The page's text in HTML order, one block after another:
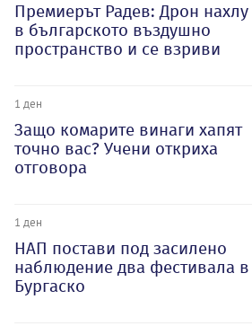
Премиерът Радев: Дрон нахлу
в българското въздушно
пространство и се взриви
1 ден
Защо комарите винаги хапят
точно вас? Учени откриха
отговора
1 ден
НАП постави под засилено
наблюдение два фестивала в
Бургаско